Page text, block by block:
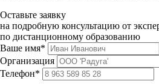
Оставьте заявку
на подробную консультацию от
по дистанционному образованию
Ваше имя*
Организация
Телефон*